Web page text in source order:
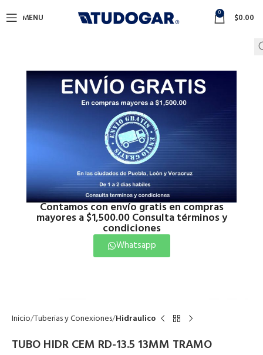
Contamos con envío gratis en compras
mayores a $1,500.00 Consulta términos y
condiciones
Whatsapp
MENU 0 $0.00
Inicio Tuberias y Conexiones Hidraulico
TUBO HIDR CEM RD-13.5 13MM TRAMO